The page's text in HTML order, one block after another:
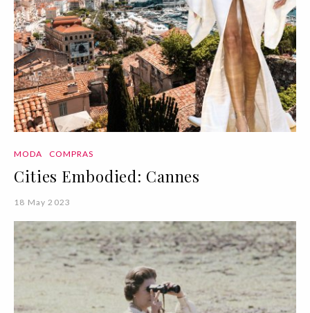
MODA COMPRAS
Cities Embodied: Cannes
18 May 2023